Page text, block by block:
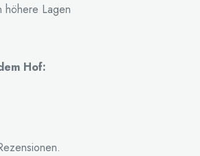
höhere Lagen
Hof: